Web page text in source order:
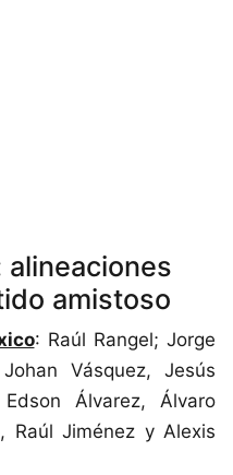
alineaciones
amistoso
: Raúl Rangel; Jorge
Vásquez, Jesús
Álvarez, Álvaro
Raúl Jiménez y Alexis